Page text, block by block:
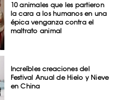
10 animales que les partieron
la cara a los humanos en una
épica venganza contra el
maltrato animal
Increíbles creaciones del
Festival Anual de Hielo y Nieve
en China